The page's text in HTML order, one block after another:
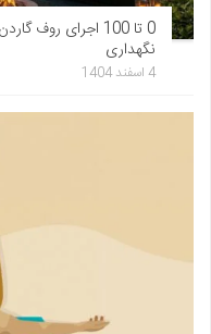
0 تا 100 اجرای
نگهداری
4 اسفند 1404